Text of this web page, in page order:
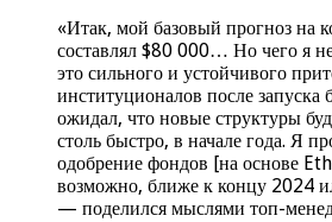
«Итак, мой базовый прогноз на
составлял $80 000… Но чего я
это сильного и устойчивого
институционалов после запуска
ожидал, что новые структуры
столь быстро, в начале года. Я
одобрение фондов [на основе
возможно, ближе к концу 2024
— поделился мыслями топ-